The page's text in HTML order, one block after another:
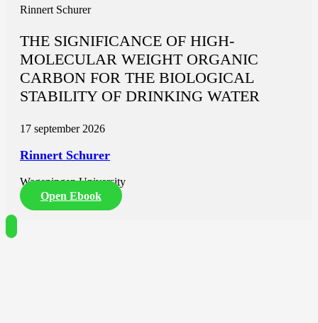
Rinnert Schurer
THE SIGNIFICANCE OF HIGH-
MOLECULAR WEIGHT ORGANIC
CARBON FOR THE BIOLOGICAL
STABILITY OF DRINKING WATER
17 september 2026
Rinnert Schurer
Wageningen University
Open Ebook